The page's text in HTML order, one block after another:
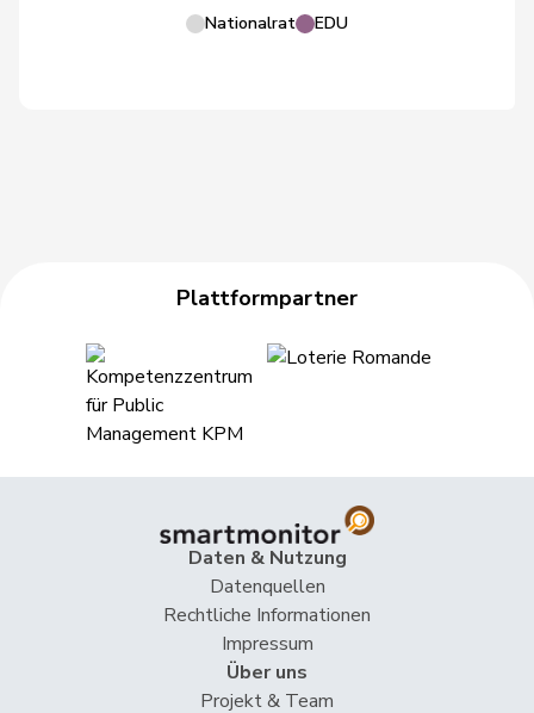
Nationalrat EDU
Plattformpartner
Daten & Nutzung
Datenquellen
Rechtliche Informationen
Impressum
Über uns
Projekt & Team